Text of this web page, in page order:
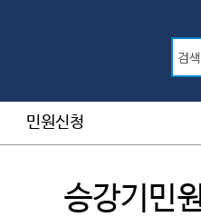
민원신청
승강기민